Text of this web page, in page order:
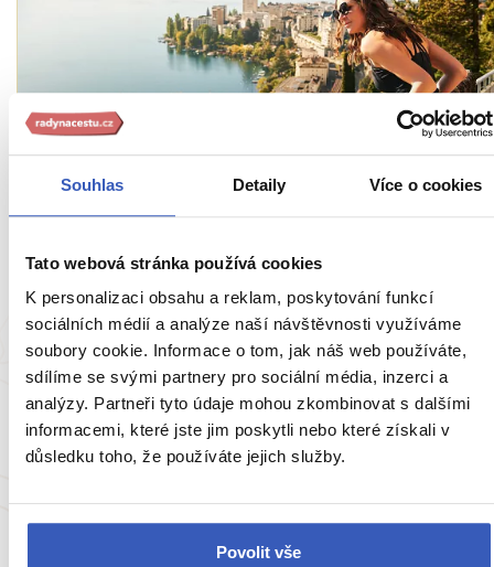
Souhlas Detaily Více o cookies
Tato webová stránka používá cookies
K personalizaci obsahu a reklam, poskytování funkcí
sociálních médií a analýze naší návštěvnosti využíváme
soubory cookie. Informace o tom, jak náš web používáte,
sdílíme se svými partnery pro sociální média, inzerci a
analýzy. Partneři tyto údaje mohou zkombinovat s dalšími
informacemi, které jste jim poskytli nebo které získali v
důsledku toho, že používáte jejich služby.
Povolit vše
Oblíbená místa
Montreux: město na břehu jezera, kde
vznikla Freddieho Barcelona a Deep Purple
13547 přečtení